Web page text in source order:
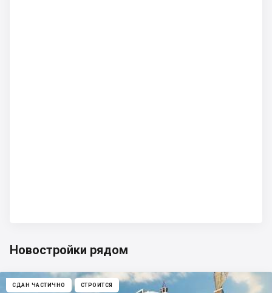
Новостройки рядом
СДАН ЧАСТИЧНО СТРОИТСЯ